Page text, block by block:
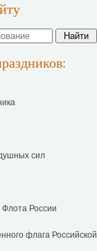
сил
России
флага Российской